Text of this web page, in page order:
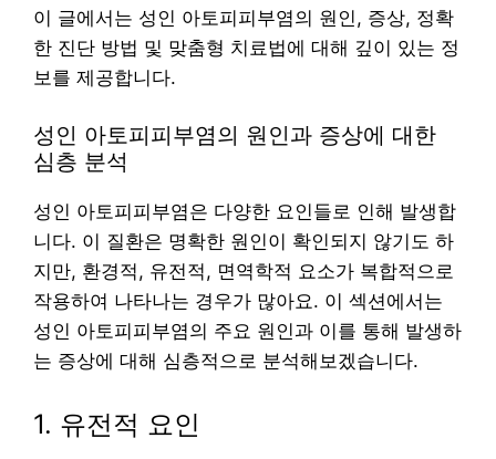
이 글에서는 성인 아토피피부염의 원인, 증상, 정확
한 진단 방법 및 맞춤형 치료법에 대해 깊이 있는 정
보를 제공합니다.
성인 아토피피부염의 원인과 증상에 대한
심층 분석
성인 아토피피부염은 다양한 요인들로 인해 발생합
니다. 이 질환은 명확한 원인이 확인되지 않기도 하
지만, 환경적, 유전적, 면역학적 요소가 복합적으로
작용하여 나타나는 경우가 많아요. 이 섹션에서는
성인 아토피피부염의 주요 원인과 이를 통해 발생하
는 증상에 대해 심층적으로 분석해보겠습니다.
1. 유전적 요인